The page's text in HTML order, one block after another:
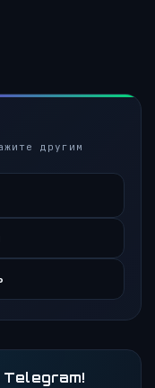
другим
Telegram!